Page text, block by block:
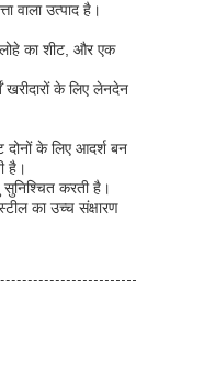
वाला उत्पाद है।
का शीट, और एक
के लिए लेनदेन
के लिए आदर्श बन
है।
सुनिश्चित करती है।
का उच्च संक्षारण